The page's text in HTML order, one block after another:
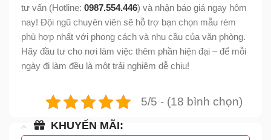
tư vấn (Hotline: 0987.554.446) và nhận báo giá ngay hôm
nay! Đội ngũ chuyên viên sẽ hỗ trợ bạn chọn mẫu rèm
phù hợp nhất với phong cách và nhu cầu của văn phòng.
Hãy đầu tư cho nơi làm việc thêm phần hiện đại – để mỗi
ngày đi làm đều là một trải nghiệm dễ chịu!
5/5 - (18 bình chọn)
KHUYẾN MÃI: